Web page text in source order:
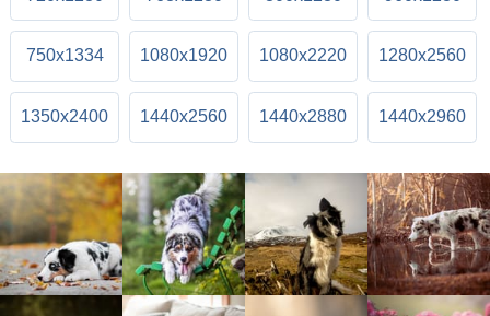
750x1334 1080x1920 1080x2220 1280x2560
1350x2400 1440x2560 1440x2880 1440x2960